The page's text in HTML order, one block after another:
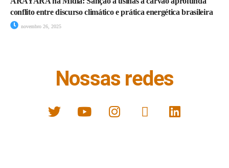
conflito entre discurso climático e prática energética brasileira
novembro 26, 2025
Nossas redes